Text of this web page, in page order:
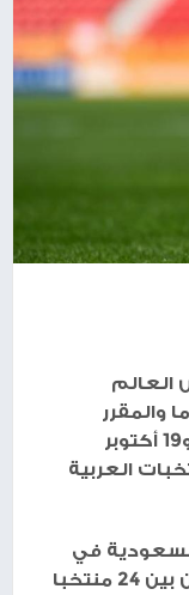
العالم
القدم لأقل من 20 عاما والمقرر
إقامتها في تشيلي بين 27 سبتمبر و19 أكتوبر
العربية
في
البطولة كممثلين للكرة العربية، من بين 24 منتخبا